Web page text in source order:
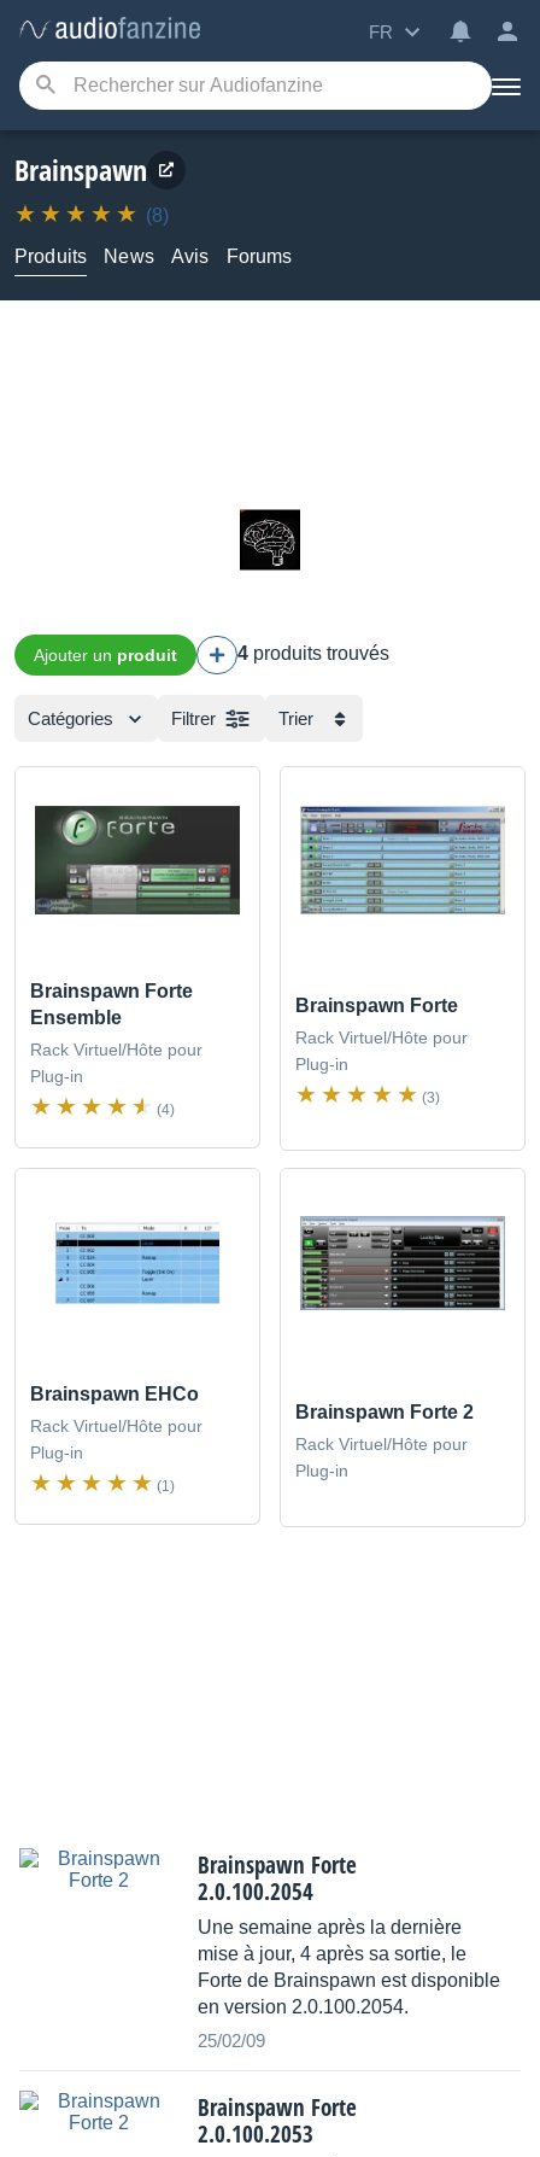
FR
Brainspawn
(8)
Produits
News Avis Forums
Ajouter un produit 4 produits trouvés
Catégories Filtrer Trier
Brainspawn Forte
Ensemble
Rack Virtuel/Hôte pour
Plug-in
(4)
Brainspawn Forte
Rack Virtuel/Hôte pour
Plug-in
(3)
Brainspawn EHCo
Rack Virtuel/Hôte pour
Plug-in
(1)
Brainspawn Forte 2
Rack Virtuel/Hôte pour
Plug-in
Brainspawn Forte
2.0.100.2054
Une semaine après la dernière
mise à jour, 4 après sa sortie, le
Forte de Brainspawn est disponible
en version 2.0.100.2054.
25/02/09
Brainspawn Forte
2.0.100.2053